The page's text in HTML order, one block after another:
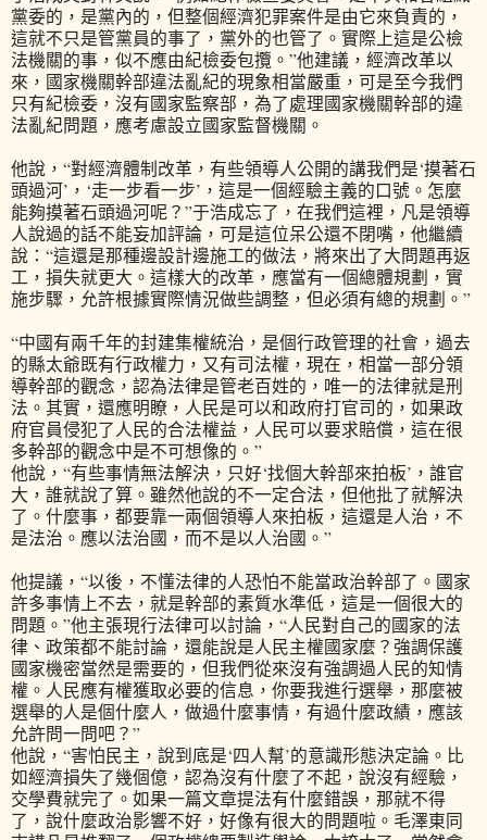
黨委的，是黨內的，但整個經濟犯罪案件是由它來負責的，
這就不只是管黨員的事了，黨外的也管了。實際上這是公檢
法機關的事，似不應由紀檢委包攬。”他建議，經濟改革以
來，國家機關幹部違法亂紀的現象相當嚴重，可是至今我們
只有紀檢委，沒有國家監察部，為了處理國家機關幹部的違
法亂紀問題，應考慮設立國家監督機關。
他說，“對經濟體制改革，有些領導人公開的講我們是‘摸著石
頭過河’，‘走一步看一步’，這是一個經驗主義的口號。怎麼
能夠摸著石頭過河呢？”于浩成忘了，在我們這裡，凡是領導
人說過的話不能妄加評論，可是這位呆公還不閉嘴，他繼續
說：“這還是那種邊設計邊施工的做法，將來出了大問題再返
工，損失就更大。這樣大的改革，應當有一個總體規劃，實
施步驟，允許根據實際情況做些調整，但必須有總的規劃。”
“中國有兩千年的封建集權統治，是個行政管理的社會，過去
的縣太爺既有行政權力，又有司法權，現在，相當一部分領
導幹部的觀念，認為法律是管老百姓的，唯一的法律就是刑
法。其實，還應明瞭，人民是可以和政府打官司的，如果政
府官員侵犯了人民的合法權益，人民可以要求賠償，這在很
多幹部的觀念中是不可想像的。”
他說，“有些事情無法解決，只好‘找個大幹部來拍板’，誰官
大，誰就說了算。雖然他說的不一定合法，但他批了就解決
了。什麼事，都要靠一兩個領導人來拍板，這還是人治，不
是法治。應以法治國，而不是以人治國。”
他提議，“以後，不懂法律的人恐怕不能當政治幹部了。國家
許多事情上不去，就是幹部的素質水準低，這是一個很大的
問題。”他主張現行法律可以討論，“人民對自己的國家的法
律、政策都不能討論，還能說是人民主權國家麼？強調保護
國家機密當然是需要的，但我們從來沒有強調過人民的知情
權。人民應有權獲取必要的信息，你要我進行選舉，那麼被
選舉的人是個什麼人，做過什麼事情，有過什麼政績，應該
允許問一問吧？”
他說，“害怕民主，說到底是‘四人幫’的意識形態決定論。比
如經濟損失了幾個億，認為沒有什麼了不起，說沒有經驗，
交學費就完了。如果一篇文章提法有什麼錯誤，那就不得
了，說什麼政治影響不好，好像有很大的問題啦。毛澤東同